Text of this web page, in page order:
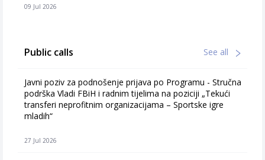
09 Jul 2026
Public calls See all
Javni poziv za podnošenje prijava po Programu - Stručna
podrška Vladi FBiH i radnim tijelima na poziciji „Tekući
transferi neprofitnim organizacijama – Sportske igre
mladih“
27 Jul 2026